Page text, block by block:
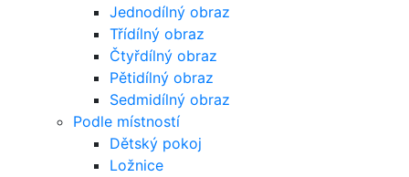
Jednodílný obraz
Třídílný obraz
Čtyřdílný obraz
Pětidílný obraz
Sedmidílný obraz
Podle místností
Dětský pokoj
Ložnice